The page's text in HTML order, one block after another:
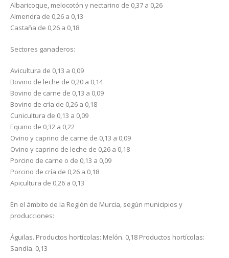
Albaricoque, melocotón y nectarino de 0,37 a 0,26
Almendra de 0,26 a 0,13
Castaña de 0,26 a 0,18
Sectores ganaderos:
Avicultura de 0,13 a 0,09
Bovino de leche de 0,20 a 0,14
Bovino de carne de 0,13 a 0,09
Bovino de cría de 0,26 a 0,18
Cunicultura de 0,13 a 0,09
Equino de 0,32 a 0,22
Ovino y caprino de carne de 0,13 a 0,09
Ovino y caprino de leche de 0,26 a 0,18
Porcino de carne o de 0,13 a 0,09
Porcino de cría de 0,26 a 0,18
Apicultura de 0,26 a 0,13
En el ámbito de la Región de Murcia, según municipios y
producciones:
Águilas. Productos hortícolas: Melón. 0,18 Productos hortícolas:
Sandía. 0,13